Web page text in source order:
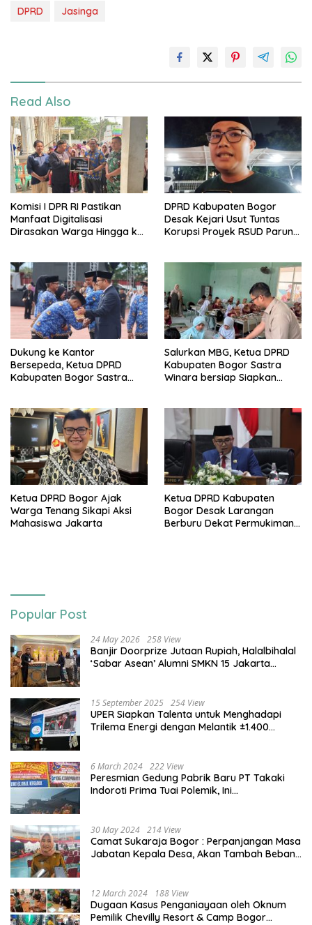
DPRD Jasinga
Read Also
Komisi I DPR RI Pastikan
Manfaat Digitalisasi
Dirasakan Warga Hingga ke
DPRD Kabupaten Bogor
Desak Kejari Usut Tuntas
Korupsi Proyek RSUD Parung,
Dukung ke Kantor
Bersepeda, Ketua DPRD
Kabupaten Bogor Sastra
Salurkan MBG, Ketua DPRD
Kabupaten Bogor Sastra
Winara bersiap Siapkan
Ketua DPRD Bogor Ajak
Warga Tenang Sikapi Aksi
Mahasiswa Jakarta
Ketua DPRD Kabupaten
Bogor Desak Larangan
Berburu Dekat Permukiman
Popular Post
24 May 2026 258 View
Banjir Doorprize Jutaan Rupiah, Halalbihalal
‘Sabar Asean’ Alumni SMKN 15 Jakarta
15 September 2025 254 View
UPER Siapkan Talenta untuk Menghadapi
Trilema Energi dengan Melantik ±1.400
6 March 2024 222 View
Peresmian Gedung Pabrik Baru PT Takaki
Indoroti Prima Tuai Polemik, Ini
30 May 2024 214 View
Camat Sukaraja Bogor : Perpanjangan Masa
Jabatan Kepala Desa, Akan Tambah Beban
12 March 2024 188 View
Dugaan Kasus Penganiayaan oleh Oknum
Pemilik Chevilly Resort & Camp Bogor